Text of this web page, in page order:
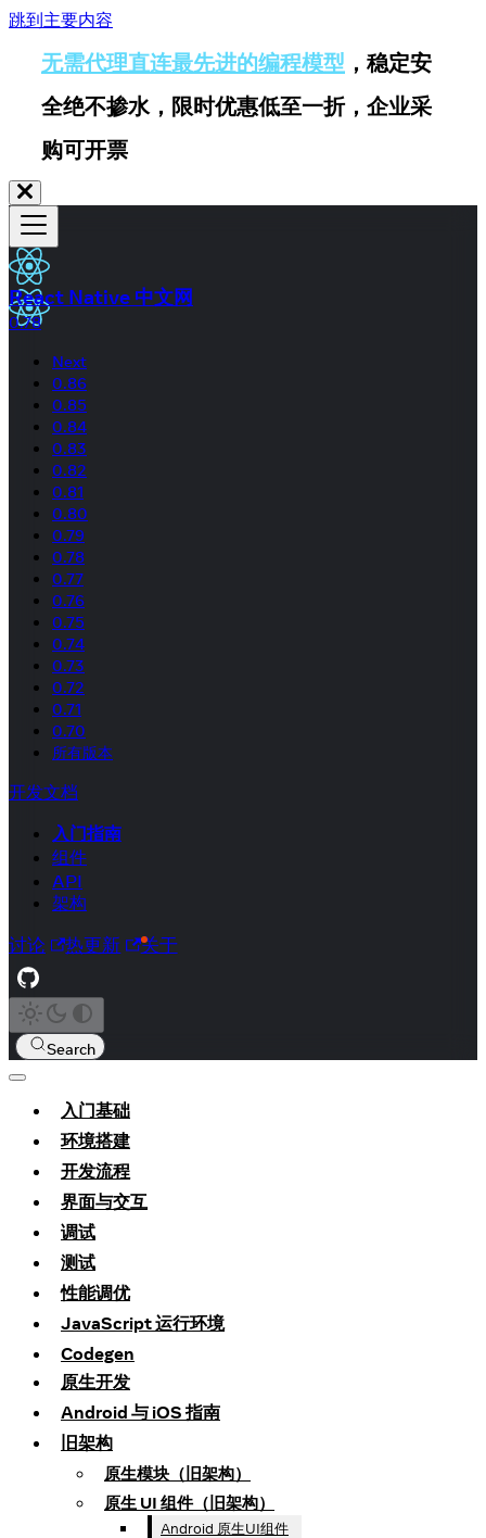
跳到主要内容
无需代理直连最先进的编程模型 ，稳定安
全绝不掺水，限时优惠低至一折，企业采
购可开票
React Native 中文网
0.78
Next
0.86
0.85
0.84
0.83
0.82
0.81
0.80
0.79
0.78
0.77
0.76
0.75
0.74
0.73
0.72
0.71
0.70
所有版本
开发文档
入门指南
组件
API
架构
讨论 热更新 关于
Search
入门基础
环境搭建
开发流程
界面与交互
调试
测试
性能调优
JavaScript 运行环境
Codegen
原生开发
Android 与 iOS 指南
旧架构
原生模块（旧架构）
原生 UI 组件（旧架构）
Android 原生UI组件